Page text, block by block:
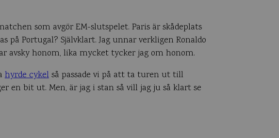
som avgör EM-slutspelet. Paris är skådeplats
Portugal? Självklart. Jag unnar verkligen Ronaldo
avsky honom, lika mycket tycker jag om honom.
hyrde cykelså passade vi på att ta turen ut till
en bit ut. Men, är jag i stan så vill jag ju så klart se